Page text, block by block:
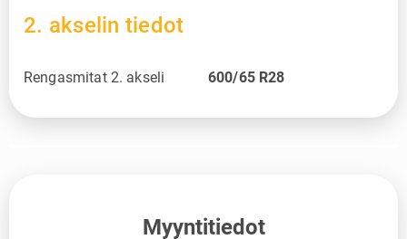
2. akselin tiedot
Rengasmitat 2. akseli 600/65 R28
Myyntitiedot